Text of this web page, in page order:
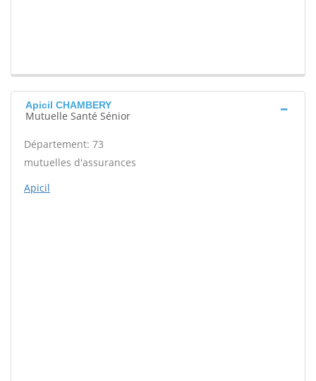
Apicil CHAMBERY
Mutuelle Santé Sénior
Département: 73
mutuelles d'assurances
Apicil